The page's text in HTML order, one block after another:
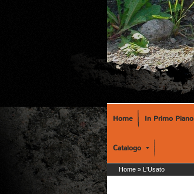
Home In Primo Piano
Catalogo
Home » L'Usato